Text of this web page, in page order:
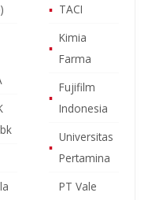
▪ TACI
▪
Kimia
Farma
▪
Fujifilm
Indonesia
▪
Universitas
Pertamina
PT Vale